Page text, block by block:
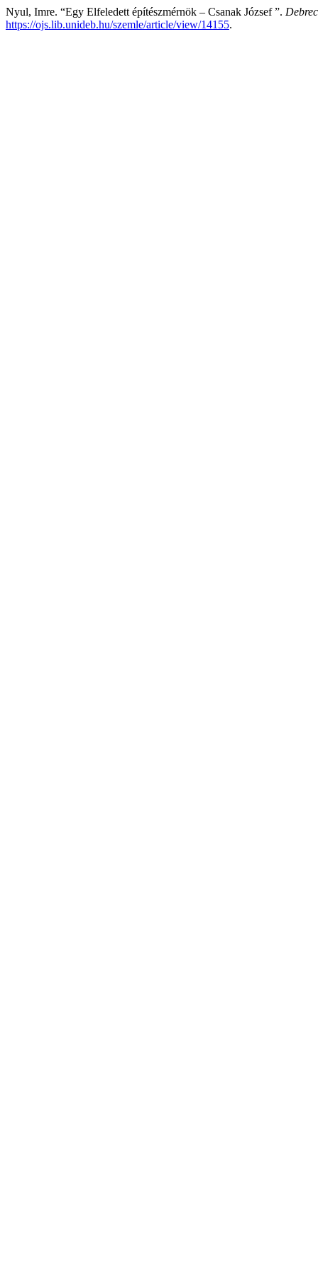
Nyul, Imre. “Egy Elfeledett építészmérnök – Csanak József ”.
https://ojs.lib.unideb.hu/szemle/article/view/14155.